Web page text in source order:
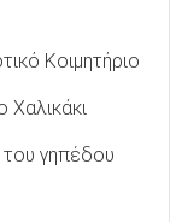
Κοιμητήριο
γηπέδου